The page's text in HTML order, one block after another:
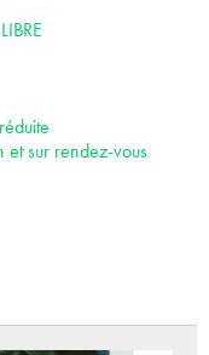
et sur rendez-vous